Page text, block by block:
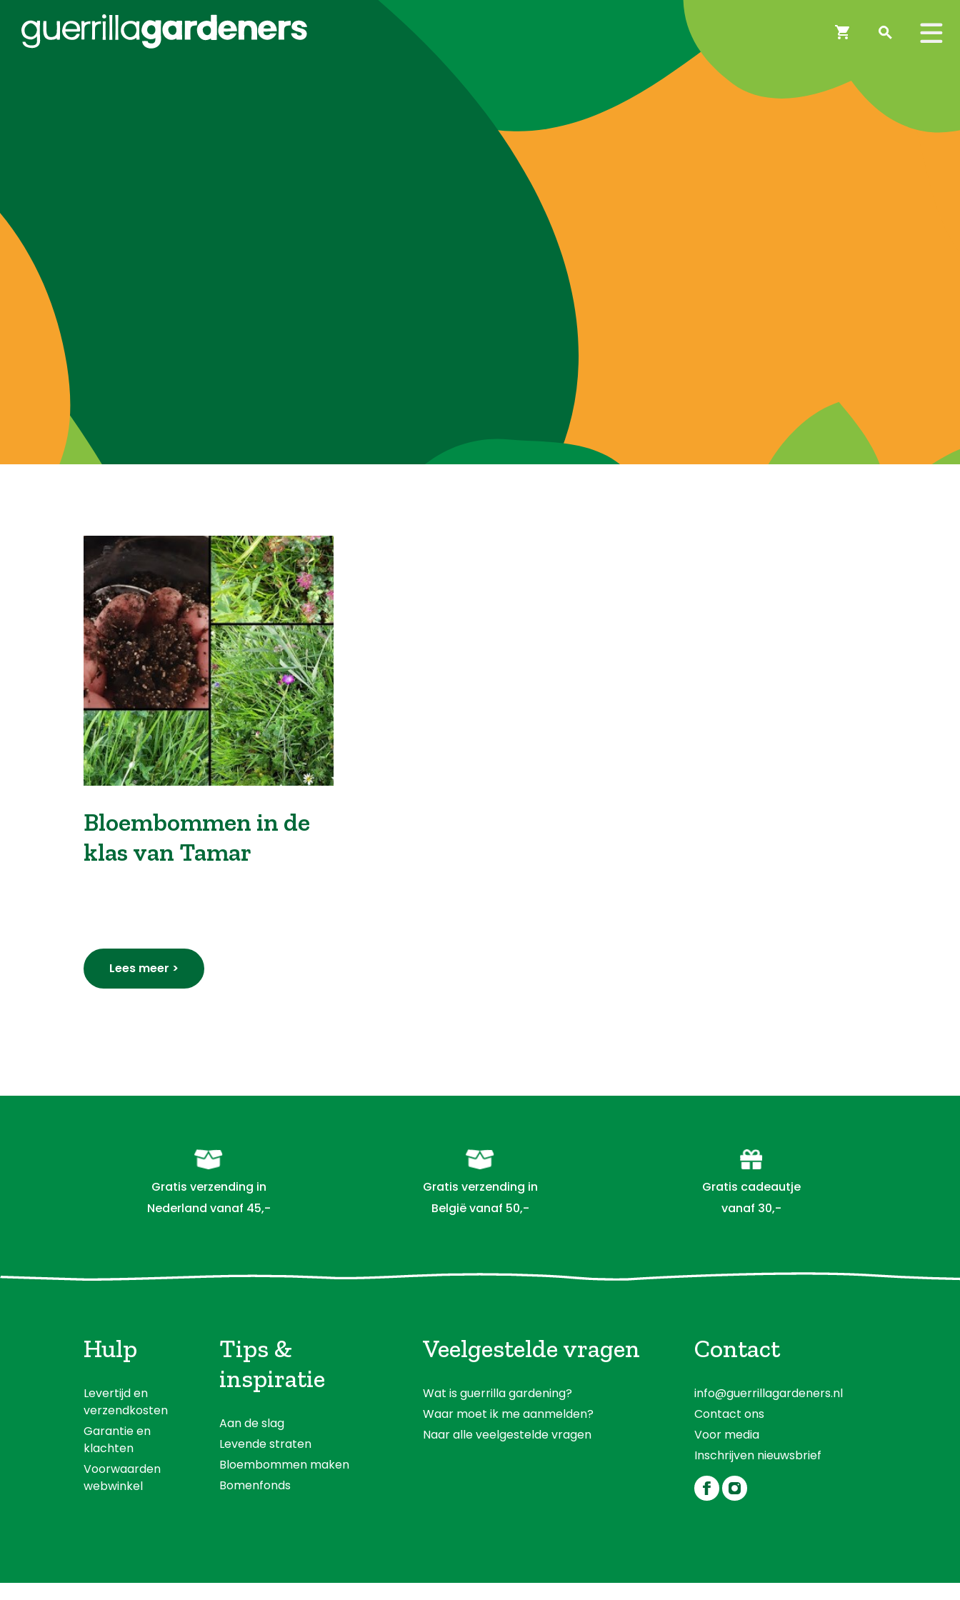
Workshops
Tips & Inspiratie
Bloembommen in de
klas van Tamar
Lees meer >
Gratis verzending in
Nederland vanaf 45,-
Gratis verzending in
België vanaf 50,-
Gratis cadeautje
vanaf 30,-
Hulp
Levertijd en
verzendkosten
Garantie en
klachten
Voorwaarden
webwinkel
Tips &
inspiratie
Aan de slag
Levende straten
Bloembommen maken
Bomenfonds
Veelgestelde vragen
Wat is guerrilla gardening?
Waar moet ik me aanmelden?
Naar alle veelgestelde vragen
Contact
info@guerrillagardeners.nl
Contact ons
Voor media
Inschrijven nieuwsbrief